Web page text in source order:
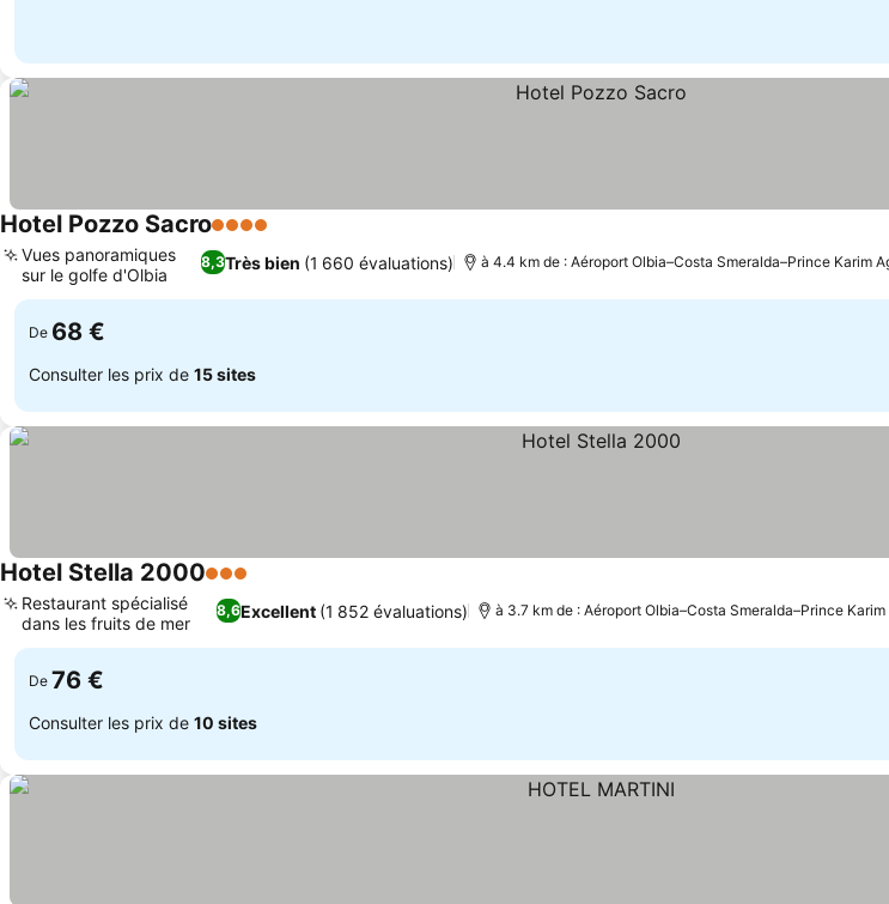
Hotel Pozzo Sacro4 Étoiles
8,3Très bien (1 660 évaluations)
Vues panoramiques
sur le golfe d'Olbia
à 4.4 km de : Aéroport Olbia–Costa Smeralda–Prince Karim
De 68 €
Consulter les prix de 15 sites
Hotel Stella 20003 Étoiles
8,6Excellent (1 852 évaluations)
Restaurant spécialisé
dans les fruits de mer
à 3.7 km de : Aéroport Olbia–Costa Smeralda–Prince Karim
De 76 €
Consulter les prix de 10 sites